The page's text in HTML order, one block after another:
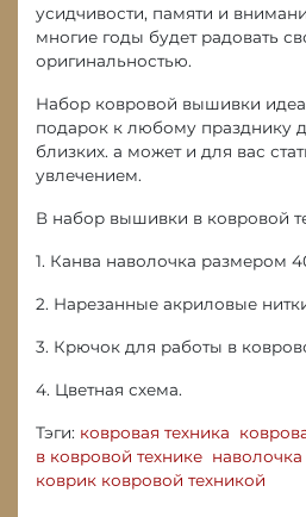
усидчивости, памяти и
многие годы будет радовать
оригинальностью.
Набор ковровой вышивки
подарок к любому празднику
близких. а может и для вас
увлечением.
В набор вышивки в ковровой
1. Канва наволочка размером
2. Нарезанные акриловые
3. Крючок для работы в
4. Цветная схема.
Тэги: ковровая техника
в ковровой технике
коврик ковровой техникой